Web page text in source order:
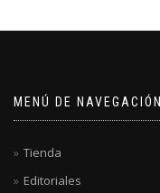
MENÚ DE NAVEGACIÓN
Tienda
Editoriales